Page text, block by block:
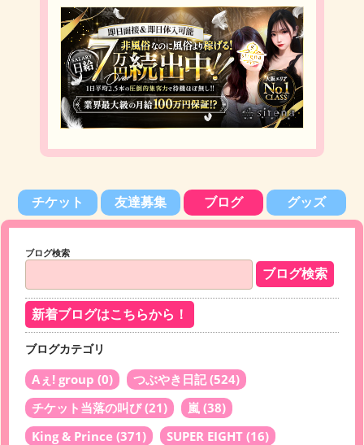
チケット 友達募集 ブログ グッズ
ブログ検索
新着ブログはこちらから！
ブログカテゴリ
Aぇ! group (0) つぶやき日記(524)
チケット当落の叫び(21) 嵐 (38)
King & Prince (371) SUPER EIGHT (16)